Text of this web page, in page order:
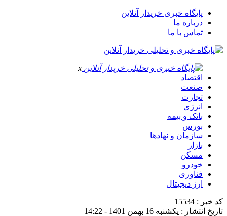
پایگاه خبری خریدار آنلاین
درباره ما
تماس با ما
x
اقتصاد
صنعت
تجارت
انرژی
بانک و بیمه
بورس
سازمان و نهادها
بازار
مسکن
خودرو
فناوری
ارز دیجیتال
کد خبر : 15534
تاریخ انتشار : یکشنبه 16 بهمن 1401 - 14:22